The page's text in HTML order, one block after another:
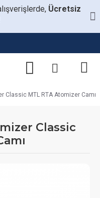
Ücretsiz
Classic MTL RTA Atomizer Camı
Classic